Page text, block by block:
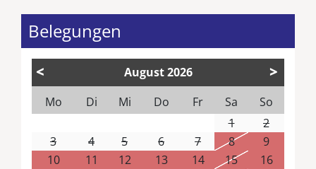
Belegungen
< August2026
Mo
Di Mi Do Fr Sa
So
1
2
3
4 5 6 7 8
9
10
11 12 13 14 15
16
>